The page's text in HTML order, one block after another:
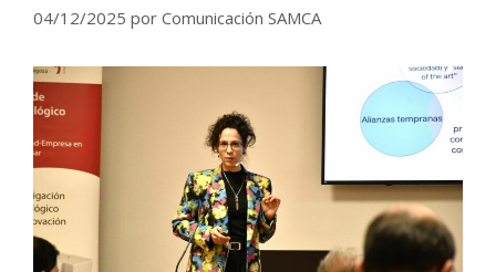
04/12/2025 por Comunicación SAMCA